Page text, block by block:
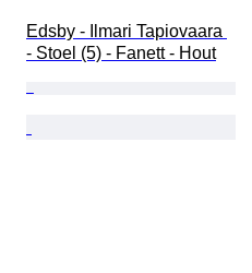
Edsby - Ilmari Tapiovaara
- Stoel (5) - Fanett - Hout